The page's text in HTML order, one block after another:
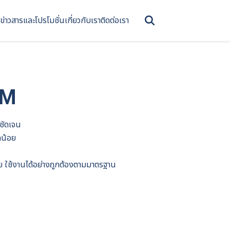
ข่าวสารและโปรโมชั่นเกี่ยวกับเราติดต่อเรา
ดเจน
น้อย
ช้งานได้อย่างถูกต้องตามมาตรฐาน